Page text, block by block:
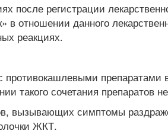
регистрации
отношении данного
реакциях.
препаратами
такого сочетания препаратов
вызывающих симптомы
ЖКТ.